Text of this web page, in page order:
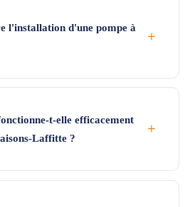
l'installation d'une pompe à
+
t-elle efficacement
Laffitte ?
+